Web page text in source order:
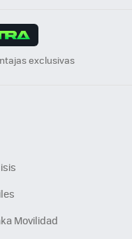
exclusivas
Movilidad